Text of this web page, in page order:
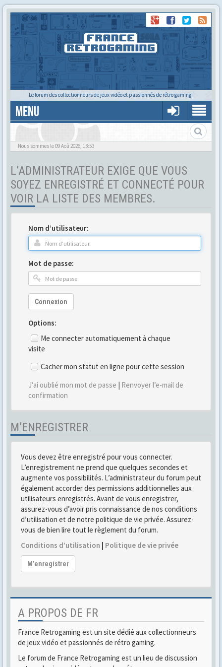
Le forum des collectionneurs de jeux vidéo et passionnés de rétro gaming !
MENU
Tu cherches quelqu'un ?
Nous sommes le 09 Aoû 2026, 13:53
L’ADMINISTRATEUR EXIGE QUE VOUS
SOYEZ ENREGISTRÉ ET CONNECTÉ POUR
VOIR LA LISTE DES MEMBRES.
Nom d’utilisateur:
Mot de passe:
Connexion
Options:
Me connecter automatiquement à chaque
visite
Cacher mon statut en ligne pour cette session
J’ai oublié mon mot de passe | Renvoyer l’e-mail de
confirmation
M’ENREGISTRER
Vous devez être enregistré pour vous connecter.
L’enregistrement ne prend que quelques secondes et
augmente vos possibilités. L’administrateur du forum peut
également accorder des permissions additionnelles aux
utilisateurs enregistrés. Avant de vous enregistrer,
assurez-vous d’avoir pris connaissance de nos conditions
d’utilisation et de notre politique de vie privée. Assurez-
vous de bien lire tout le règlement du forum.
Conditions d’utilisation | Politique de vie privée
M’enregistrer
A PROPOS DE FR
France Retrogaming est un site dédié aux collectionneurs
de jeux vidéo et passionnés de rétro gaming.
Le forum de France Retrogaming est un lieu de discussion